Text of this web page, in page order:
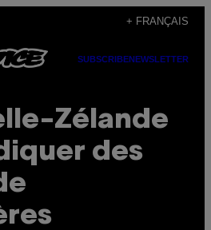
+ FRANÇAIS
SUBSCRIBENEWSLETTER
Zélande
des